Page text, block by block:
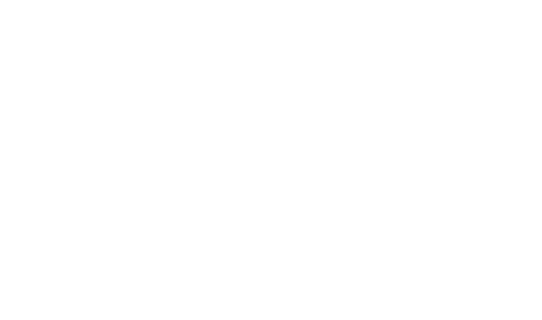
Comprendre les mécanismes de sécurité de
Mise en place de Route Guards et de
Les différents types de Guards (accès, sortie,